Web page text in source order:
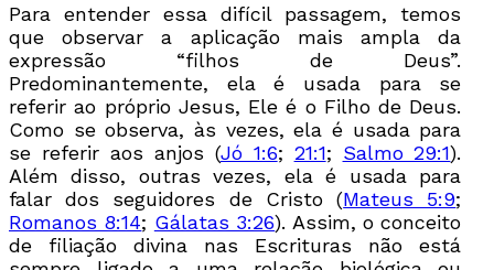
Para entender essa difícil passagem, temos
que observar a aplicação mais ampla da
expressão “filhos de Deus”.
Predominantemente, ela é usada para se
referir ao próprio Jesus, Ele é o Filho de Deus.
Como se observa, às vezes, ela é usada para
se referir aos anjos (Jó 1:6; 21:1; Salmo 29:1).
Além disso, outras vezes, ela é usada para
falar dos seguidores de Cristo (Mateus 5:9;
Romanos 8:14; Gálatas 3:26). Assim, o conceito
de filiação divina nas Escrituras não está